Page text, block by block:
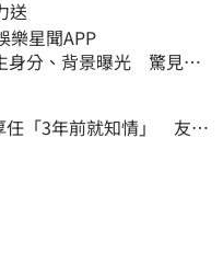
送
刻下載娛樂星聞APP
身分、背景曝光 驚見
任「3年前就知情」 友人